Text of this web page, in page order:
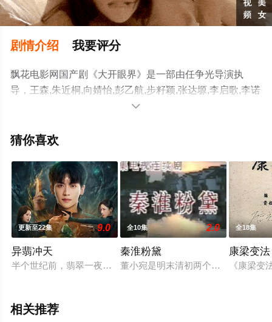
剧情介绍 我要评分
飘花电影网国产剧《大开眼界》是一部由任争光导演执
导，王森,朱近桐,向婧怡,彭乙航,步籽颖,张达塬,李启歌,李诺
菲等演员精彩演绎的中国大陆电视剧，大结局剧情已揭晓
就上飘花影院，更多相关信息可移步至豆瓣电视剧、电视

猜你喜欢
更新至22集 9.0
异翡冲天
半个世纪前，翡翠一夜之间出现灵气，催生出异能者和异能家族
全10集 2.0
秦淮粉黛
董小宛是明末清初两个历史交替时期
全18集
康梁变法
《康梁变
相关推荐